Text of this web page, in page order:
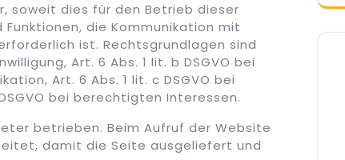
soweit dies für den Betrieb dieser
die Kommunikation mit
ist. Rechtsgrundlagen sind
Art. 6 Abs. 1 lit. b DSGVO bei
Art. 6 Abs. 1 lit. c DSGVO bei
bei berechtigten Interessen.
betrieben. Beim Aufruf der Website
damit die Seite ausgeliefert und